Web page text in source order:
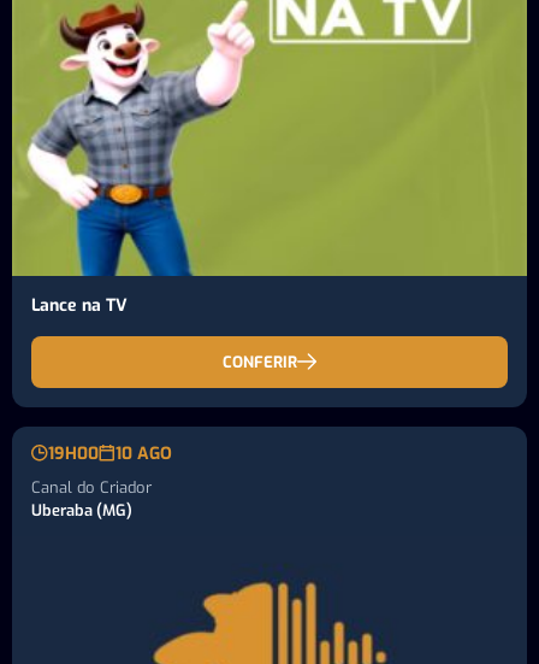
Lance na TV
CONFERIR
19H00 10 AGO
Canal do Criador
Uberaba (MG)